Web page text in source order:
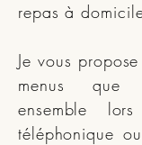
repas à
Je vous
menus que
ensemble
téléphonique